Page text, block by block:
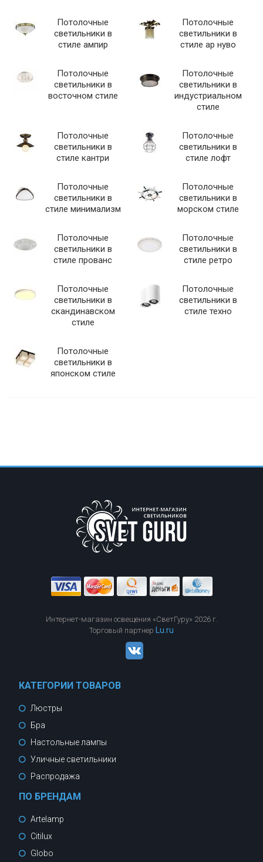
Потолочные
светильники в
стиле ампир
Потолочные
светильники в
стиле ар нуво
Потолочные
светильники в
восточном стиле
Потолочные
светильники в
индустриальном
стиле
Потолочные
светильники в
стиле кантри
Потолочные
светильники в
стиле лофт
Потолочные
светильники в
стиле минимализм
Потолочные
светильники в
морском стиле
Потолочные
светильники в
стиле прованс
Потолочные
светильники в
стиле ретро
Потолочные
светильники в
скандинавском
стиле
Потолочные
светильники в
стиле техно
Потолочные
светильники в
японском стиле
Интернет-магазин освещения «СветГуру» 2026 г.
Торговый партнер Lu.ru
КАТЕГОРИИ ТОВАРОВ
Люстры
Бра
Настольные лампы
Уличные светильники
Распродажа
ПО БРЕНДАМ
Artelamp
Citilux
Globo